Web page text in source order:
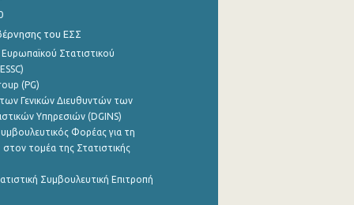
του ΕΣΣ
Στατιστικού
(PG)
Γενικών Διευθυντών των
Υπηρεσιών (DGINS)
Φορέας για τη
τομέα της Στατιστικής
Συμβουλευτική Επιτροπή